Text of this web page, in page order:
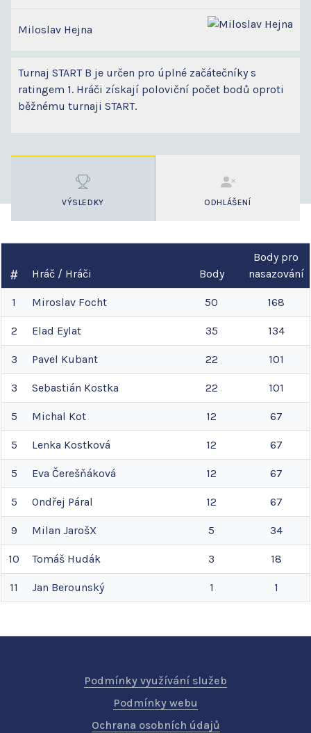
Miloslav Hejna
Turnaj START B je určen pro úplné začátečníky s
ratingem 1. Hráči získají poloviční počet bodů oproti
běžnému turnaji START.
VÝSLEDKY ODHLÁŠENÍ
Hráč / Hráči Body
Body pro
nasazování
1 Miroslav Focht 50 168
2 Elad Eylat 35 134
3 Pavel Kubant 22 101
3 Sebastián Kostka 22 101
5 Michal Kot 12 67
5 Lenka Kostková 12 67
5 Eva Čerešňáková 12 67
5 Ondřej Páral 12 67
9 Milan JarošX 5 34
10 Tomáš Hudák 3 18
11 Jan Berounský 1 1
Podmínky využívání služeb
Podmínky webu
Ochrana osobních údajů